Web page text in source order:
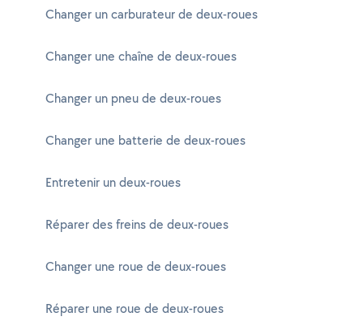
Changer un carburateur de deux-roues
Changer une chaîne de deux-roues
Changer un pneu de deux-roues
Changer une batterie de deux-roues
Entretenir un deux-roues
Réparer des freins de deux-roues
Changer une roue de deux-roues
Réparer une roue de deux-roues